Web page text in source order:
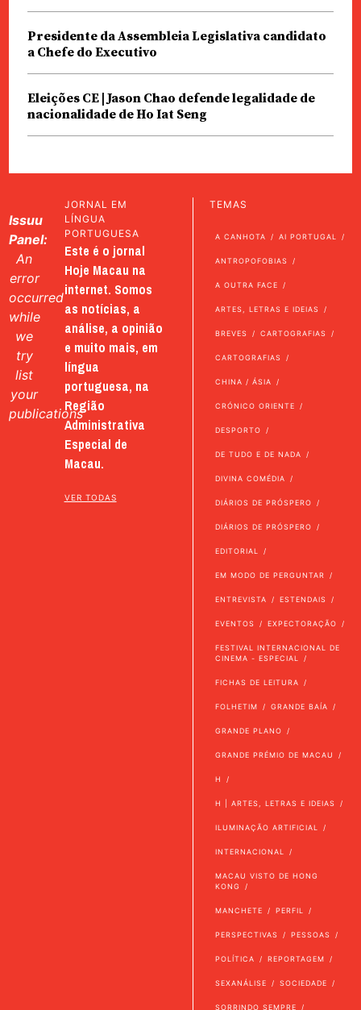
Presidente da Assembleia Legislativa candidato
a Chefe do Executivo
Eleições CE | Jason Chao defende legalidade de
nacionalidade de Ho Iat Seng
Issuu
Panel:
An
error
occurred
while
we
try
list
your
publications
JORNAL EM
LÍNGUA
PORTUGUESA
Este é o jornal
Hoje Macau na
internet. Somos
as notícias, a
análise, a opinião
e muito mais, em
língua
portuguesa, na
Região
Administrativa
Especial de
Macau.
VER TODAS
TEMAS
A CANHOTA AI PORTUGAL
ANTROPOFOBIAS
A OUTRA FACE
ARTES, LETRAS E IDEIAS
BREVES CARTOGRAFIAS
CARTOGRAFIAS
CHINA / ÁSIA
CRÓNICO ORIENTE
DESPORTO
DE TUDO E DE NADA
DIVINA COMÉDIA
DIÁRIOS DE PRÓSPERO
DIÁRIOS DE PRÓSPERO
EDITORIAL
EM MODO DE PERGUNTAR
ENTREVISTA ESTENDAIS
EVENTOS EXPECTORAÇÃO
FESTIVAL INTERNACIONAL DE
CINEMA - ESPECIAL
FICHAS DE LEITURA
FOLHETIM GRANDE BAÍA
GRANDE PLANO
GRANDE PRÉMIO DE MACAU
H
H | ARTES, LETRAS E IDEIAS
ILUMINAÇÃO ARTIFICIAL
INTERNACIONAL
MACAU VISTO DE HONG
KONG
MANCHETE PERFIL
PERSPECTIVAS PESSOAS
POLÍTICA REPORTAGEM
SEXANÁLISE SOCIEDADE
SORRINDO SEMPRE